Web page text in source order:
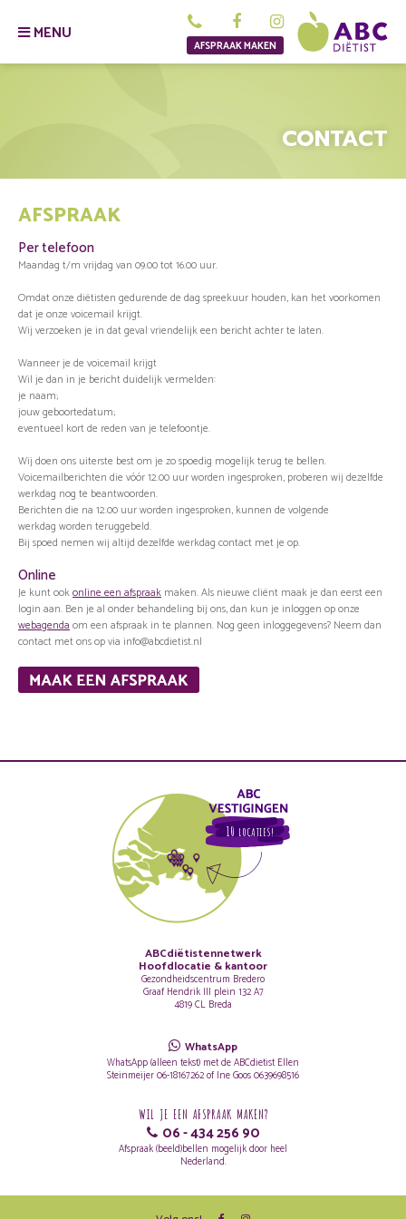
CONTACT
AFSPRAAK MAKEN
MENU
AFSPRAAK
Per telefoon
Maandag t/m vrijdag van 09.00 tot 16.00 uur.
Omdat onze diëtisten gedurende de dag spreekuur houden, kan het voorkomen
dat je onze voicemail krijgt.
Wij verzoeken je in dat geval vriendelijk een bericht achter te laten.
Wanneer je de voicemail krijgt
Wil je dan in je bericht duidelijk vermelden:
je naam;
jouw geboortedatum;
eventueel kort de reden van je telefoontje.
Wij doen ons uiterste best om je zo spoedig mogelijk terug te bellen.
Voicemailberichten die vóór 12.00 uur worden ingesproken, proberen wij dezelfde
werkdag nog te beantwoorden.
Berichten die na 12.00 uur worden ingesproken, kunnen de volgende
werkdag worden teruggebeld.
Bij spoed nemen wij altijd dezelfde werkdag contact met je op.
Online
Je kunt ookonline een afspraak maken. Als nieuwe cliënt maak je dan eerst een
login aan. Ben je al onder behandeling bij ons, dan kun je inloggen op onze
webagenda om een afspraak in te plannen. Nog geen inloggegevens? Neem dan
contact met ons op via info@abcdietist.nl
10 LOCATIES!
ABCdiëtistennetwerk
Hoofdlocatie & kantoor
Gezondheidscentrum Bredero
Graaf Hendrik III plein 132 A7
4819 CL Breda
WhatsApp
WhatsApp (alleen tekst) met de ABCdietist Ellen
Steinmeijer 06-18167262 of Ine Goos 0639698516
WIL JE EEN AFSPRAAK MAKEN?
06 - 434 256 90
Afspraak (beeld)bellen mogelijk door heel
Nederland.